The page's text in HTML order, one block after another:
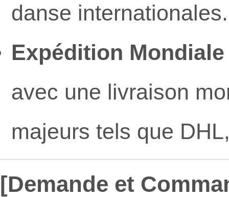
danse internationales.
Expédition
avec une livraison
majeurs tels que
[Demande et